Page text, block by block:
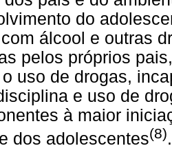
do
álcool e outras
pelos próprios
uso de drogas,
e uso de
à maior
dos adolescentes(8).